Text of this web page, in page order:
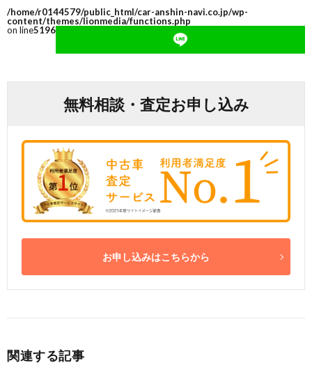
/home/r0144579/public_html/car-anshin-navi.co.jp/wp-
content/themes/lionmedia/functions.php
on line5196
無料相談・査定お申し込み
お申し込みはこちらから
関連する記事